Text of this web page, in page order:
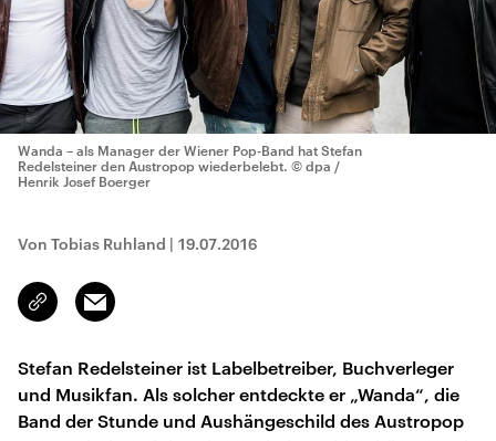
Wanda – als Manager der Wiener Pop-Band hat Stefan
Redelsteiner den Austropop wiederbelebt. © dpa /
Henrik Josef Boerger
Von Tobias Ruhland | 19.07.2016
Link
kopieren/teilen
Email
Stefan Redelsteiner ist Labelbetreiber, Buchverleger
und Musikfan. Als solcher entdeckte er „Wanda“, die
Band der Stunde und Aushängeschild des Austropop